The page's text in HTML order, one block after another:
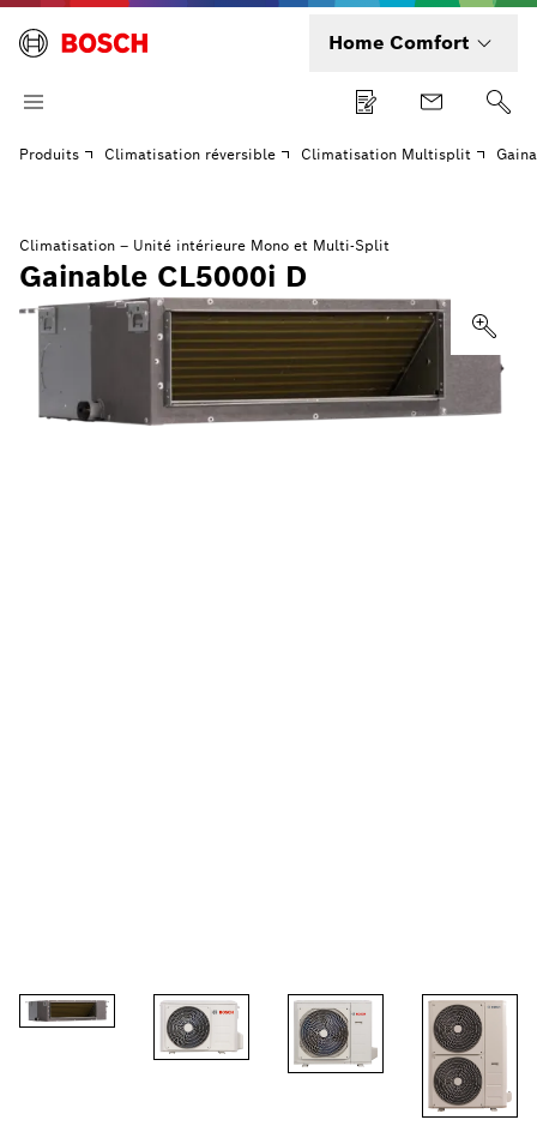
Home Comfort
Produits Climatisation réversible Climatisation Multisplit
Climatisation – Unité intérieure Mono et Multi-Split
Gainable CL5000i D